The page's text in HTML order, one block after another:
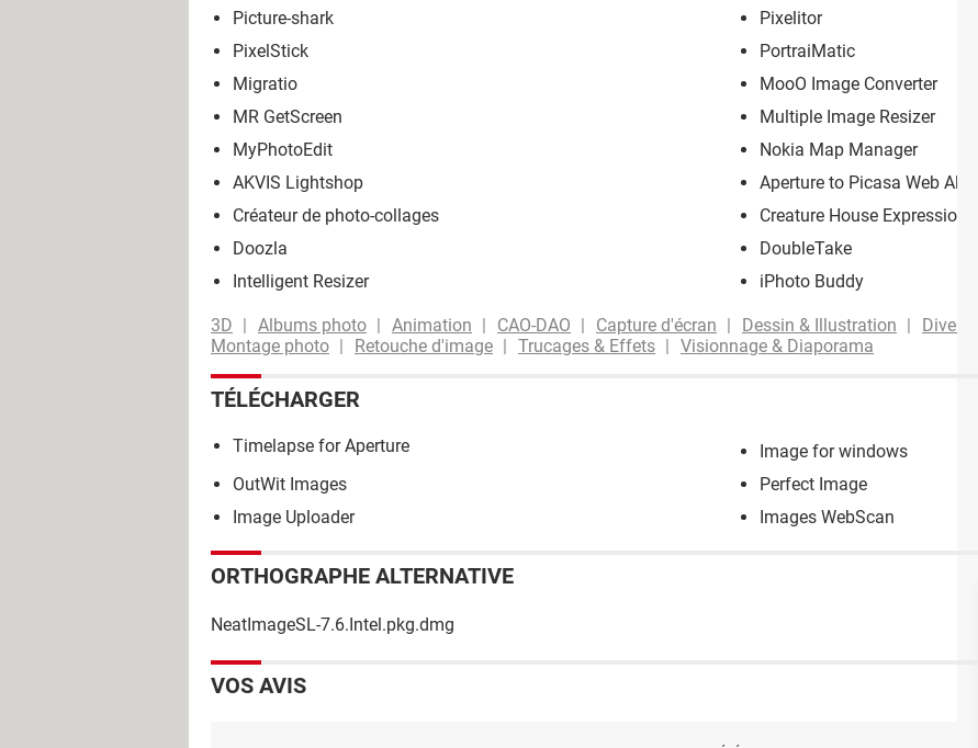
Picture-shark
Pixelitor
PixelStick
PortraiMatic
Migratio
MooO Image Converter
MR GetScreen
Multiple Image Resizer
MyPhotoEdit
Nokia Map Manager
AKVIS Lightshop
Aperture to Picasa Web
Créateur de photo-collages
Creature House Expression
Doozla
DoubleTake
Intelligent Resizer
iPhoto Buddy
3D Albums photo Animation CAO-DAO Capture d'écran Dessin & Illustration
Divers
Montage photo
Retouche d'image Trucages & Effets Visionnage & Diaporama
TÉLÉCHARGER
Timelapse for Aperture
Image for windows
OutWit Images
Perfect Image
Image Uploader
Images WebScan
ORTHOGRAPHE ALTERNATIVE
NeatImageSL-7.6.Intel.pkg.dmg
VOS AVIS